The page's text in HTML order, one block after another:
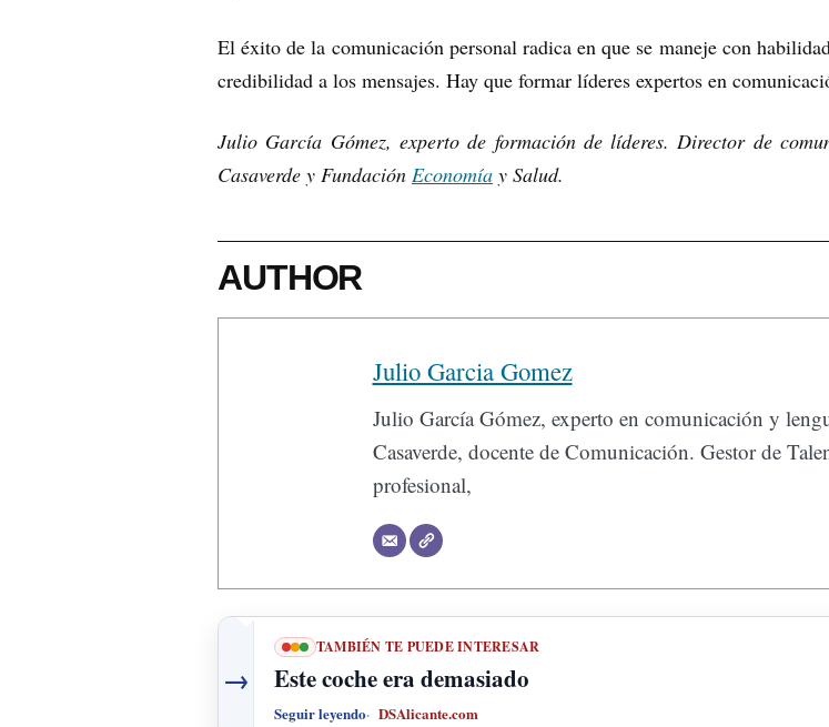
El éxito de la comunicación personal radica en que se maneje con
credibilidad a los mensajes. Hay que formar líderes expertos en
Julio García Gómez, experto de formación de líderes. Director de
Casaverde y Fundación Economía y Salud.
AUTHOR
Julio Garcia Gomez
Julio García Gómez, experto en comunicación y
Casaverde, docente de Comunicación. Gestor de
profesional,
→
TAMBIÉN TE PUEDE INTERESAR
Este coche era demasiado
Seguir leyendo DSAlicante.com